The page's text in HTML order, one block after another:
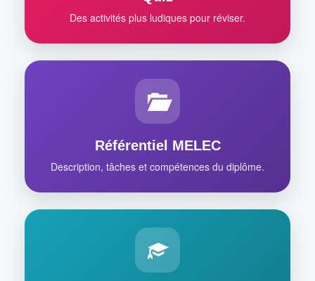
Des activités plus ludiques pour réviser.
Référentiel MELEC
Description, tâches et compétences du diplôme.